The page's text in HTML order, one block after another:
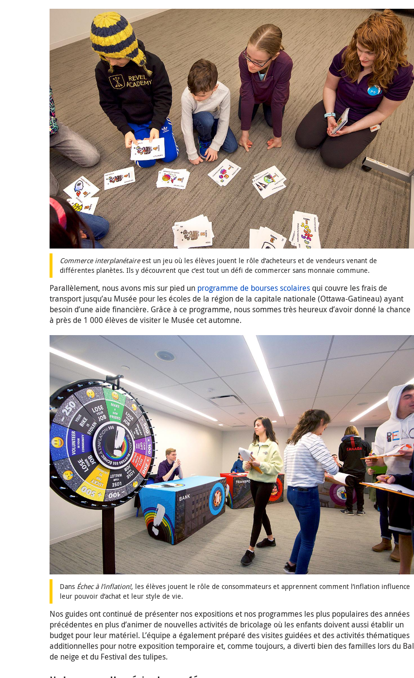
Commerce interplanétaireest un jeu où les élèves jouent le rôle d’acheteurs et de vendeurs venant de
différentes planètes. Ils y découvrent que c’est tout un défi de commercer sans monnaie commune.
Parallèlement, nous avons mis sur pied un programme de bourses scolaires qui couvre les frais de
transport jusqu’au Musée pour les écoles de la région de la capitale nationale (Ottawa-Gatineau) ayant
besoin d’une aide financière. Grâce à ce programme, nous sommes très heureux d’avoir donné la chance
à près de 1 000 élèves de visiter le Musée cet automne.
Dans Échec à l’inflation!, les élèves jouent le rôle de consommateurs et apprennent comment l’inflation influence
leur pouvoir d’achat et leur style de vie.
Nos guides ont continué de présenter nos expositions et nos programmes les plus populaires des années
précédentes en plus d’animer de nouvelles activités de bricolage où les enfants doivent aussi établir un
budget pour leur matériel. L’équipe a également préparé des visites guidées et des activités thématiques
additionnelles pour notre exposition temporaire et, comme toujours, a diverti bien des familles lors du Bal
de neige et du Festival des tulipes.